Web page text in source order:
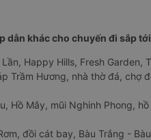
dẫn khác cho chuyến đi sắp
Happy Hills, Fresh
Trầm Hương, nhà thờ đá, chợ
Hồ Mây, mũi Nghinh Phong,
đồi cát bay, Bàu Trắng -